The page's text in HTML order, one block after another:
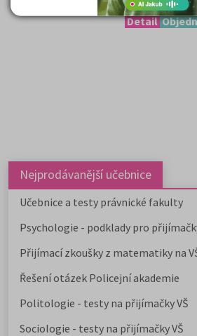
5 990 Kč
Detail
Nejprodávanější učebnice
Učebnice a testy právnické fakulty
Psychologie - podklady pro
Přijímací zkoušky z matematiky na
Řešení otázek Policejní akademie
Politologie - testy na přijímačky VŠ
Sociologie - testy na přijímačky VŠ